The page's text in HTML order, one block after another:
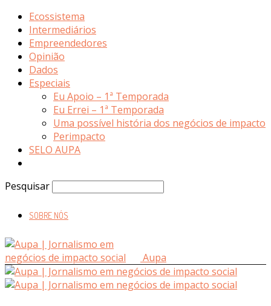
Ecossistema
Intermediários
Empreendedores
Opinião
Dados
Especiais
Eu Apoio – 1ª Temporada
Eu Errei – 1ª Temporada
Uma possível história dos negócios de impacto
Perimpacto
SELO AUPA
Pesquisar
SOBRE NÓS
Aupa